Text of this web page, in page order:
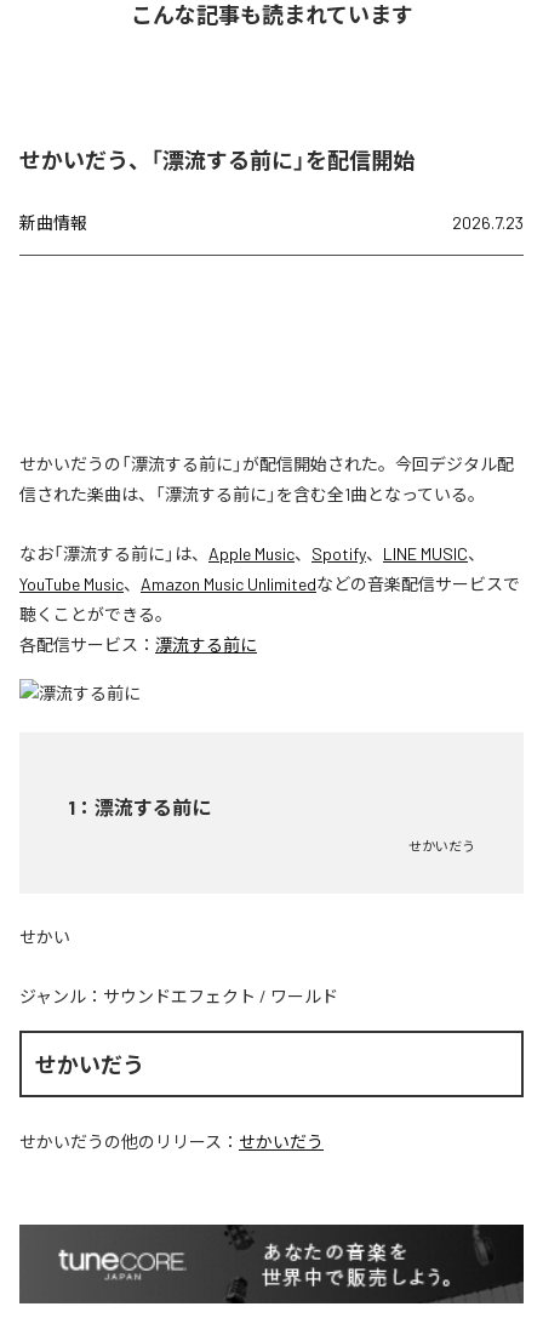
こんな記事も読まれています
せかいだう、「漂流する前に」を配信開始
新曲情報 2026.7.23
せかいだうの「漂流する前に」が配信開始された。今回デジタル配
信された楽曲は、「漂流する前に」を含む全1曲となっている。
なお「漂流する前に 」は、 Apple Music、 Spotify、 LINE MUSIC、
YouTube Music、 Amazon Music Unlimitedなどの音楽配信サービスで
聴くことができる。
各配信サービス： 漂流する前に
1 ： 漂流する前に
せかいだう
せかい
ジャンル： サウンドエフェクト / ワールド
せかいだう
せかいだう の他のリリース： せかいだう